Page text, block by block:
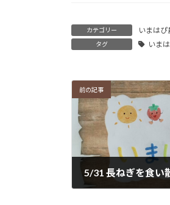
カテゴリー いまはぴ
タグ いま
前の記事
5/31 長ねぎを食い